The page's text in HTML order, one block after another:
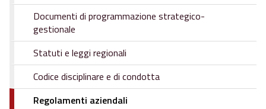
Documenti di programmazione strategico-
gestionale
Statuti e leggi regionali
Codice disciplinare e di condotta
Regolamenti aziendali